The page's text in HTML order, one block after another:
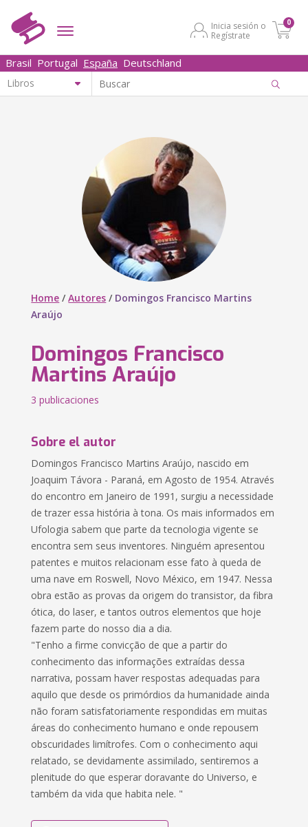
Inicia sesión o
Regístrate
0
Brasil Portugal España Deutschland
Home /Autores / Domingos Francisco Martins
Araújo
Domingos Francisco
Martins Araújo
3 publicaciones
Sobre el autor
Domingos Francisco Martins Araújo, nascido em
Joaquim Távora - Paraná, em Agosto de 1954. Através
do encontro em Janeiro de 1991, surgiu a necessidade
de trazer essa história à tona. Os mais informados em
Ufologia sabem que parte da tecnologia vigente se
encontra sem seus inventores. Ninguém apresentou
patentes e muitos relacionam esse fato à queda de
uma nave em Roswell, Novo México, em 1947. Nessa
obra estão as provas da origem do transistor, da fibra
ótica, do laser, e tantos outros elementos que hoje
fazem parte do nosso dia a dia.
"Tenho a firme convicção de que a partir do
conhecimento das informações extraídas dessa
narrativa, possam haver respostas adequadas para
aquilo que desde os primórdios da humanidade ainda
não foram satisfatoriamente respondidas em muitas
áreas do conhecimento humano e onde repousem
obscuridades limítrofes. Com o conhecimento aqui
relatado, se devidamente assimilado, sentiremos a
plenitude do que esperar doravante do Universo, e
também da vida que habita nele. "